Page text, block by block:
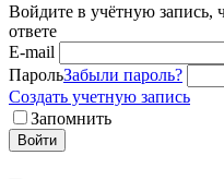
Войдите в учётную
ответе
E-mail
ПарольЗабыли пароль?
Создать учетную запись
Запомнить
Войти